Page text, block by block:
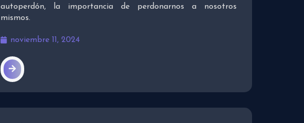
autoperdón, la importancia de perdonarnos a nosotros
mismos.
noviembre 11, 2024